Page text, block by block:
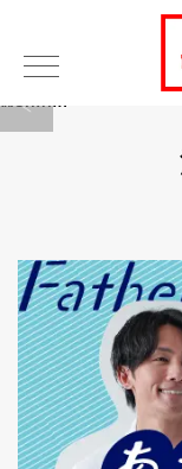
Warning